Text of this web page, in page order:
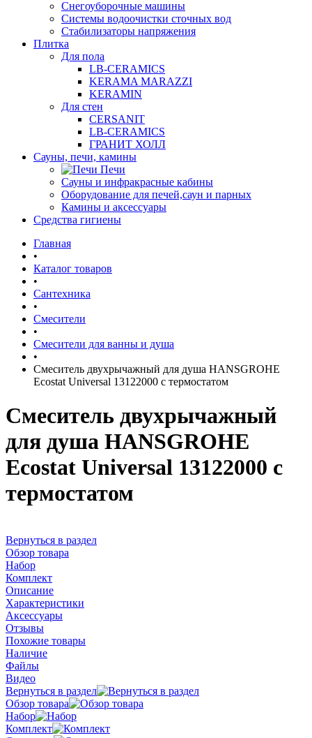
Снегоуборочные машины
Системы водоочистки сточных вод
Стабилизаторы напряжения
Плитка
Для пола
LB-CERAMICS
KERAMA MARAZZI
KERAMIN
Для стен
CERSANIT
LB-CERAMICS
ГРАНИТ ХОЛЛ
Сауны, печи, камины
Печи
Сауны и инфракрасные кабины
Оборудование для печей,саун и парных
Камины и аксессуары
Средства гигиены
Главная
•
Каталог товаров
•
Сантехника
•
Смесители
•
Смесители для ванны и душа
•
Смеситель двухрычажный для душа HANSGROHE
Ecostat Universal 13122000 с термостатом
Смеситель двухрычажный
для душа HANSGROHE
Ecostat Universal 13122000 с
термостатом
Вернуться в раздел
Обзор товара
Набор
Комплект
Описание
Характеристики
Аксессуары
Отзывы
Похожие товары
Наличие
Файлы
Видео
Вернуться в раздел
Обзор товара
Набор
Комплект